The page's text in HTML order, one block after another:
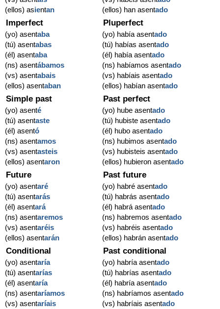
(ellos) asientan
(ellos) han asentado
Imperfect
(yo) asentaba
(tú) asentabas
(él) asentaba
(ns) asentábamos
(vs) asentabais
(ellos) asentaban
Pluperfect
(yo) había asentado
(tú) habías asentado
(él) había asentado
(ns) habíamos asentado
(vs) habíais asentado
(ellos) habían asentado
Simple past
(yo) asenté
(tú) asentaste
(él) asentó
(ns) asentamos
(vs) asentasteis
(ellos) asentaron
Past perfect
(yo) hube asentado
(tú) hubiste asentado
(él) hubo asentado
(ns) hubimos asentado
(vs) hubisteis asentado
(ellos) hubieron asentado
Future
(yo) asentaré
(tú) asentarás
(él) asentará
(ns) asentaremos
(vs) asentaréis
(ellos) asentarán
Past future
(yo) habré asentado
(tú) habrás asentado
(él) habrá asentado
(ns) habremos asentado
(vs) habréis asentado
(ellos) habrán asentado
Conditional
(yo) asentaría
(tú) asentarías
(él) asentaría
(ns) asentaríamos
(vs) asentaríais
Past conditional
(yo) habría asentado
(tú) habrías asentado
(él) habría asentado
(ns) habríamos asentado
(vs) habríais asentado